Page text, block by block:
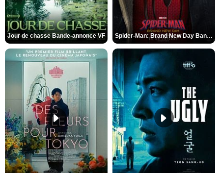
Jour de chasse Bande-annonce VF Spider-Man: Brand New Day Bande-annonce (3) VO STFR